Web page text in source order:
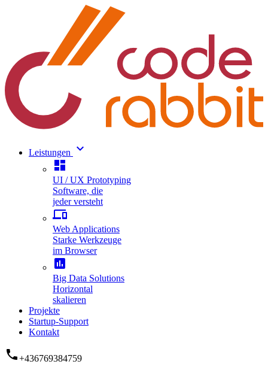
Leistungen
keyboard_arrow_down
dashboard
UI / UX Prototyping
Software, die
jeder versteht
phonelink
Web Applications
Starke Werkzeuge
im Browser
assessment
Big Data Solutions
Horizontal
skalieren
Projekte
Startup-Support
Kontakt
phone+436769384759